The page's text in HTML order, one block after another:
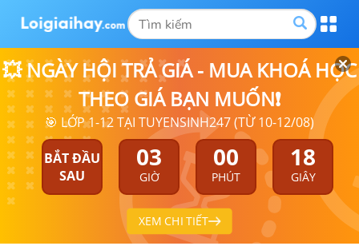
💥 NGÀY HỘI TRẢ GIÁ - MUA KHOÁ HỌC
THEO GIÁ BẠN MUỐN❗
🎯 LỚP 1-12 TẠI TUYENSINH247 (TỪ 10-12/08)
BẮT ĐẦU
SAU
03
GIỜ
00
PHÚT
18
GIÂY
XEM CHI TIẾT